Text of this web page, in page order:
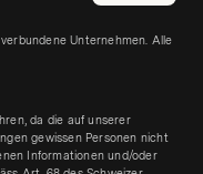
Unternehmen. Alle
da die auf unserer
gewissen Personen nicht
Informationen und/oder